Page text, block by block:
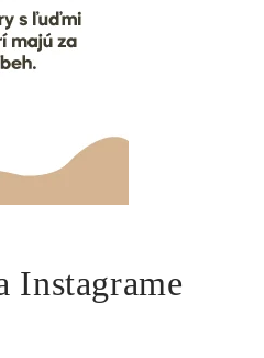
Instagrame